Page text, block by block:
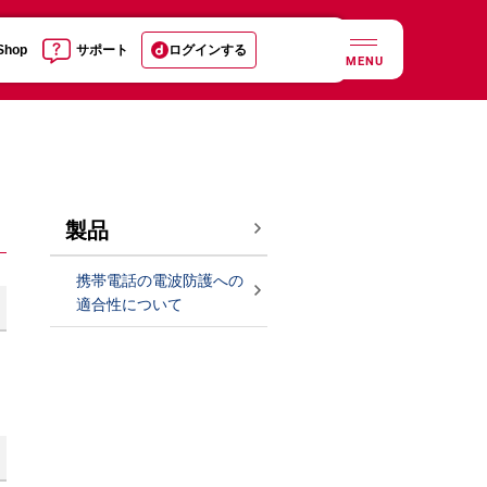
サポート ログインする
MENU
製品
携帯電話の電波防護への
適合性について